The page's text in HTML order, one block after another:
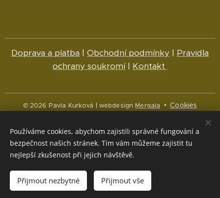
Doprava a platba | Obchodní podmínky | Pravidla
ochrany soukromí| Kontakt
© 2026 Pavla Kurková | webdesign Mergala Cookies
Čeština
English
Měna
CZK Kč
NOK kr EUR €
Používáme cookies, abychom zajistili správné fungování a
bezpečnost našich stránek. Tím vám můžeme zajistit tu
nejlepší zkušenost při jejich návštěvě.
Přijmout nezbytné Přijmout vše